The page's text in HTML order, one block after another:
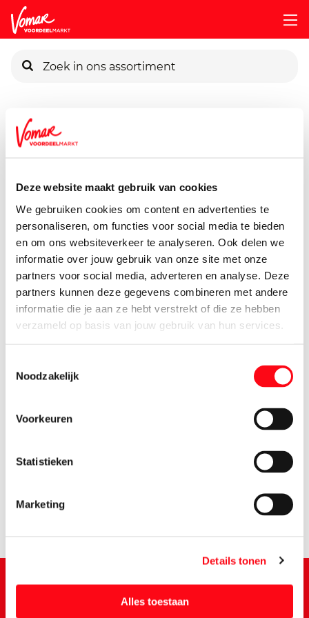
Deze website maakt gebruik van cookies
We gebruiken cookies om content en advertenties te
personaliseren, om functies voor social media te bieden
en om ons websiteverkeer te analyseren. Ook delen we
informatie over jouw gebruik van onze site met onze
partners voor social media, adverteren en analyse. Deze
partners kunnen deze gegevens combineren met andere
informatie die je aan ze hebt verstrekt of die ze hebben
verzameld op basis van jouw gebruik van hun services.
Noodzakelijk
Voorkeuren
Statistieken
Marketing
Details tonen
Alles toestaan
Pincode vergeten
Persoonlijk KIK-account
Assortiment
362 gram
2.49